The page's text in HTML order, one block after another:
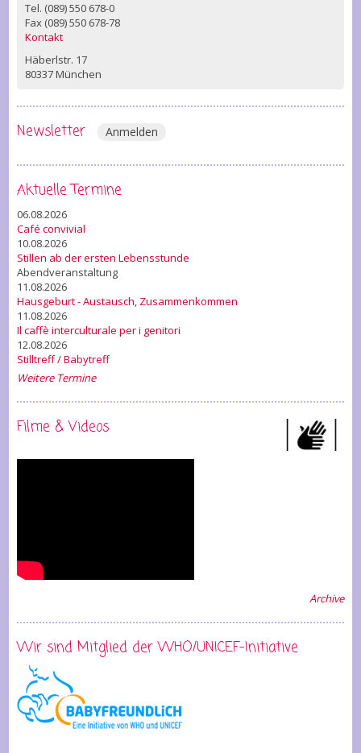
Tel. (089) 550 678-0
Fax (089) 550 678-78
Kontakt
Häberlstr. 17
80337 München
Newsletter Anmelden
Aktuelle Termine
06.08.2026
Café convivial
10.08.2026
Stillen ab der ersten Lebensstunde
Abendveranstaltung
11.08.2026
Hausgeburt - Austausch, Zusammenkommen
11.08.2026
Il caffè interculturale per i genitori
12.08.2026
Stilltreff / Babytreff
Weitere Termine
Filme & Videos
Archive
Wir sind Mitglied der WHO/UNICEF-Initiative